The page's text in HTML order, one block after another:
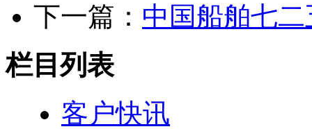
下一篇： 中国船舶七
栏目列表
客户快讯